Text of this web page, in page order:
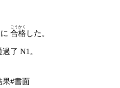
合格
ごうかく
した。
了 N1。
果#書面